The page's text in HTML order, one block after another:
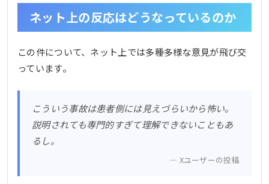
ネット上の反応はどうなっているのか
この件について、ネット上では多種多様な意見が飛び交
っています。
こういう事故は患者側には見えづらいから怖い。
説明されても専門的すぎて理解できないこともあ
るし。
Xユーザーの投稿